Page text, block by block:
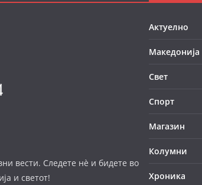
вести. Следете нè и бидете во
и светот!
Актуелно
Македонија
Свет
Спорт
Магазин
Колумни
Хроника